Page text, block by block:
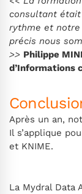
consultant était
rythme et notre
précis nous
>> Philippe
d’Informations
Après un an,
Il s’applique
et KNIME.
La Mydral Data